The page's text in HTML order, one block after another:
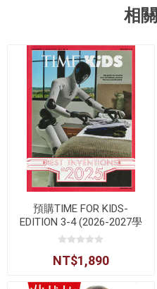
相
預購TIME FOR KIDS-
EDITION 3-4 (2026-2027學
年)
NT$1,890